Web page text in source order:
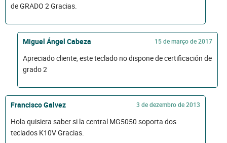
de GRADO 2 Gracias.
Miguel Ángel Cabeza 15 de março de 2017
Apreciado cliente, este teclado no dispone de certificación de
grado 2
Francisco Galvez 3 de dezembro de 2013
Hola quisiera saber si la central MG5050 soporta dos
teclados K10V Gracias.